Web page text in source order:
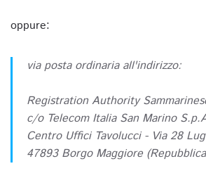
oppure:
via posta ordinaria all'indirizzo:
Registration Authority
c/o Telecom Italia San Marino
Centro Uffici Tavolucci - Via 28
47893 Borgo Maggiore